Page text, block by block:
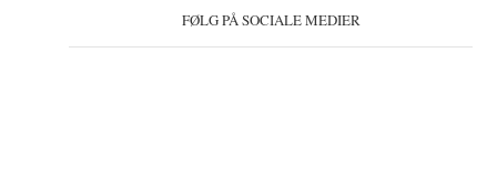
FØLG PÅ SOCIALE MEDIER